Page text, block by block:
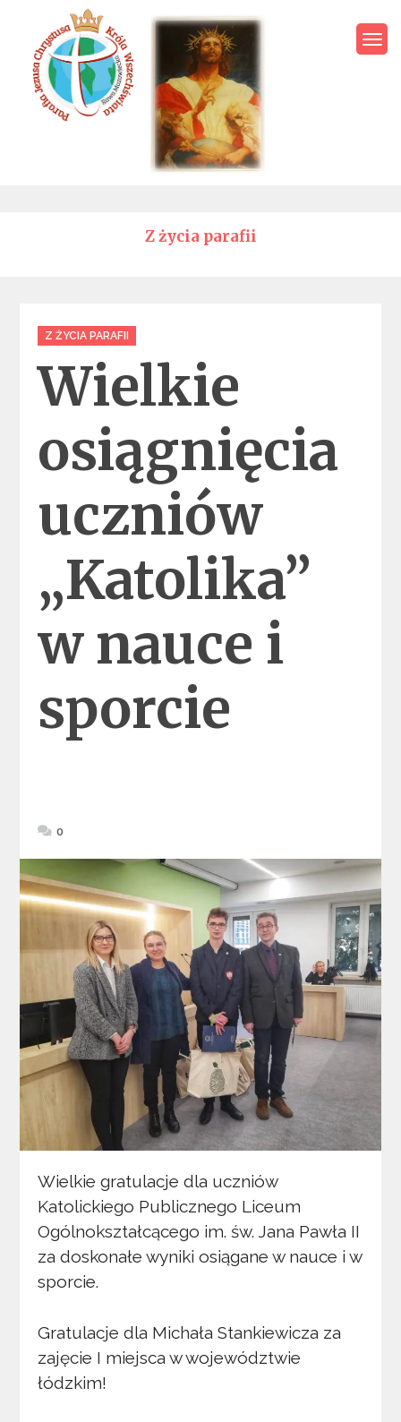
content
Parafia Jezusa Chrystusa
Króla Wszechświata – Rawa
Z życia parafii
Categories
Z ŻYCIA PARAFII
Wielkie
osiągnięcia
uczniów
„Katolika”
w nauce i
sporcie
0
Wielkie gratulacje dla uczniów
Katolickiego Publicznego Liceum
Ogólnokształcącego im. św. Jana Pawła II
za doskonałe wyniki osiągane w nauce i w
sporcie.
Gratulacje dla Michała Stankiewicza za
zajęcie I miejsca w województwie
łódzkim!